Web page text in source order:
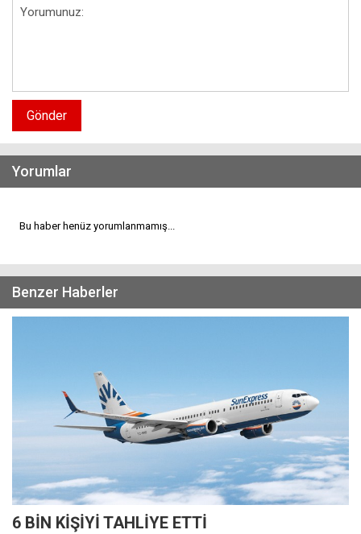
Gönder
Yorumlar
Bu haber henüz yorumlanmamış...
Benzer Haberler
6 BİN KİŞİYİ TAHLİYE ETTİ